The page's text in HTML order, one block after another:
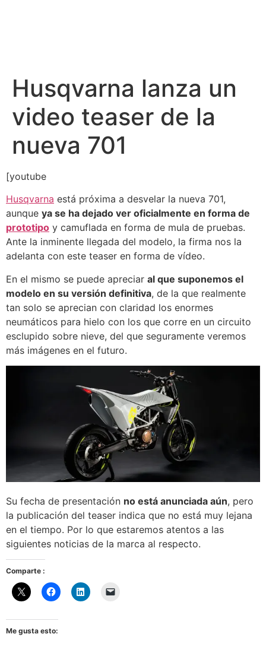
Husqvarna lanza un
video teaser de la
nueva 701
[youtube
Husqvarna está próxima a desvelar la nueva 701,
aunque ya se ha dejado ver oficialmente en forma de
prototipo y camuflada en forma de mula de pruebas.
Ante la inminente llegada del modelo, la firma nos la
adelanta con este teaser en forma de vídeo.
En el mismo se puede apreciar al que suponemos el
modelo en su versión definitiva, de la que realmente
tan solo se aprecian con claridad los enormes
neumáticos para hielo con los que corre en un circuito
esclupido sobre nieve, del que seguramente veremos
más imágenes en el futuro.
Su fecha de presentación no está anunciada aún, pero
la publicación del teaser indica que no está muy lejana
en el tiempo. Por lo que estaremos atentos a las
siguientes noticias de la marca al respecto.
Comparte :
Me gusta esto: